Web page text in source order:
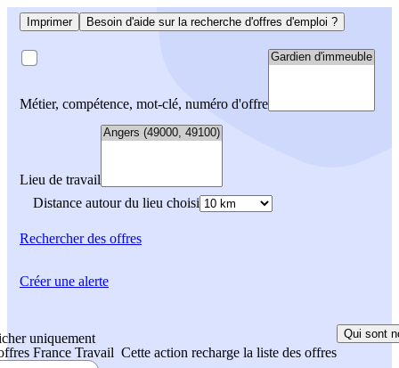
Imprimer Besoin d'aide sur la recherche d'offres d'emploi ?
Métier, compétence, mot-clé, numéro d'offre
Lieu de travail
Distance autour du lieu choisi
Rechercherdes offres
uniquement
France Travail Cette action recharge la liste des offres
Qui sont
Créer une alerte